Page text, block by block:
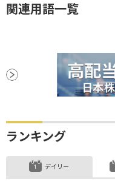
関連用語一覧
ランキング
デイリー